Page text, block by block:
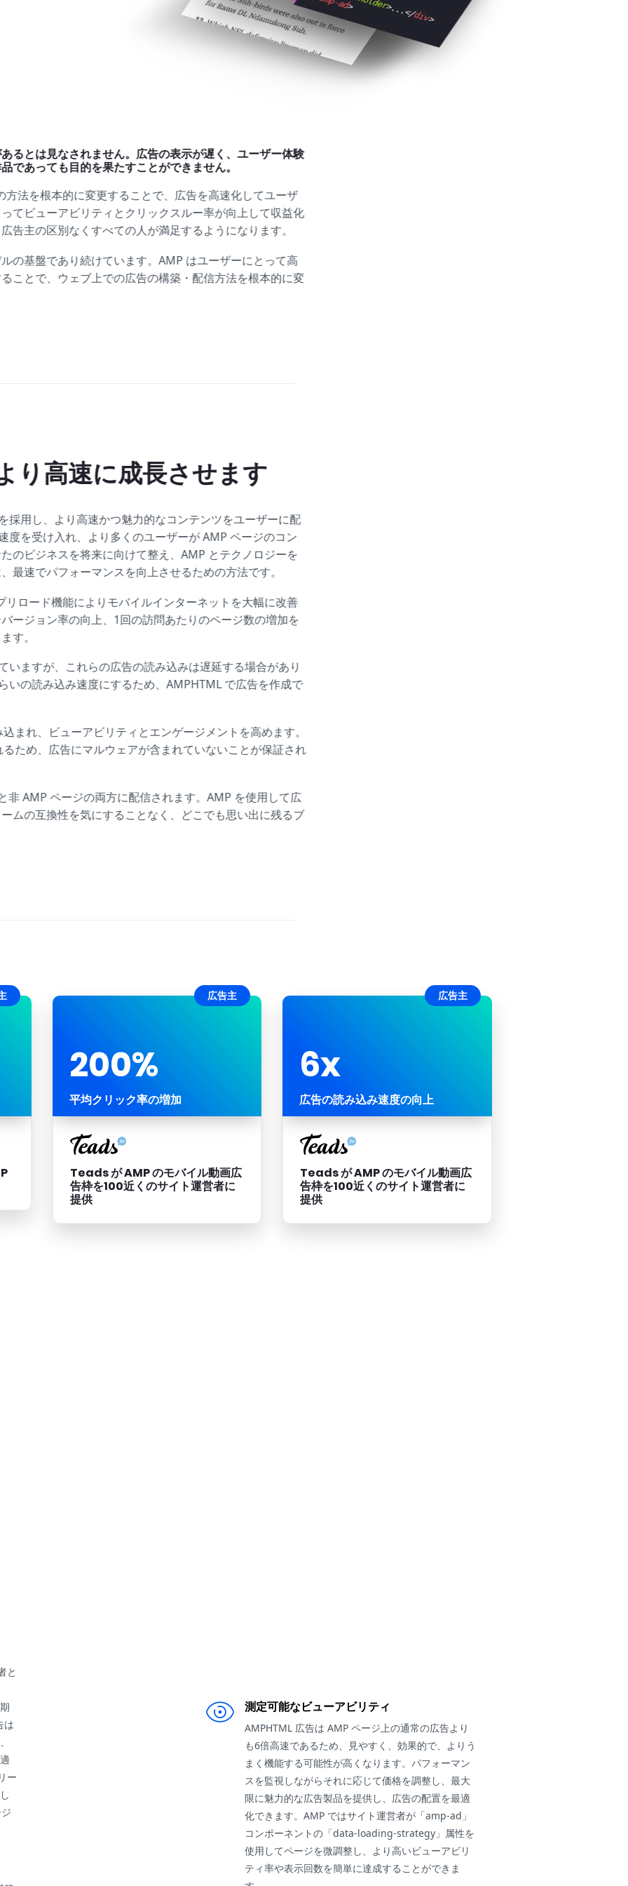
>...</div
>
>
るとは見なされません。広告の表示が遅く、ユーザー体験
であっても目的を果たすことができません。
法を根本的に変更することで、広告を高速化してユーザ
てビューアビリティとクリックスルー率が向上して収益化
告主の区別なくすべての人が満足するようになります。
の基盤であり続けています。AMP はユーザーにとって高
ことで、ウェブ上での広告の構築・配信方法を根本的に変
り高速に成長させます
採用し、より高速かつ魅力的なコンテンツをユーザーに配
度を受け入れ、より多くのユーザーが AMP ページのコン
のビジネスを将来に向けて整え、AMP とテクノロジーを
最速でパフォーマンスを向上させるための方法です。
ロード機能によりモバイルインターネットを大幅に改善
ージョン率の向上、1回の訪問あたりのページ数の増加を
す。
いますが、これらの広告の読み込みは遅延する場合があり
いの読み込み速度にするため、AMPHTML で広告を作成で
まれ、ビューアビリティとエンゲージメントを高めます。
ため、広告にマルウェアが含まれていないことが保証され
AMP ページの両方に配信されます。AMP を使用して広
ムの互換性を気にすることなく、どこでも思い出に残るブ
広告主
200%
平均クリック率の増加
Teads が AMP のモバイル動画広
告枠を100近くのサイト運営者に
提供
広告主
6x
広告の読み込み速度の向上
Teads が AMP のモバイル動画広
告枠を100近くのサイト運営者に
提供
と
は
ー
測定可能なビューアビリティ
AMPHTML 広告は AMP ページ上の通常の広告より
も6倍高速であるため、見やすく、効果的で、よりう
まく機能する可能性が高くなります。パフォーマン
スを監視しながらそれに応じて価格を調整し、最大
限に魅力的な広告製品を提供し、広告の配置を最適
化できます。AMP ではサイト運営者が「amp-ad」
コンポーネントの「data-loading-strategy」属性を
使用してページを微調整し、より高いビューアビリ
ティ率や表示回数を簡単に達成することができま